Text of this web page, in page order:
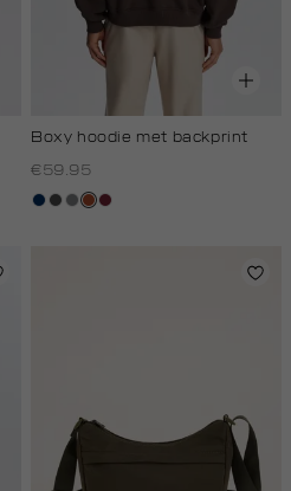
Boxy hoodie met backprint
€59.95
donkerblauw
donkergrijs
middengrijs
bruinbordeaux